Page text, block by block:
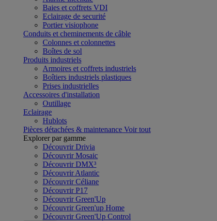
Baies et coffrets VDI
Eclairage de securité
Portier visiophone
Conduits et cheminements de câble
Colonnes et colonnettes
Boîtes de sol
Produits industriels
Armoires et coffrets industriels
Boîtiers industriels plastiques
Prises industrielles
Accessoires d'installation
Outillage
Eclairage
Hublots
Pièces détachées & maintenance Voir tout
Explorer par gamme
Découvrir Drivia
Découvrir Mosaic
Découvrir DMX³
Découvrir Atlantic
Découvrir Céliane
Découvrir P17
Découvrir Green'Up
Découvrir Green'up Home
Découvrir Green'Up Control